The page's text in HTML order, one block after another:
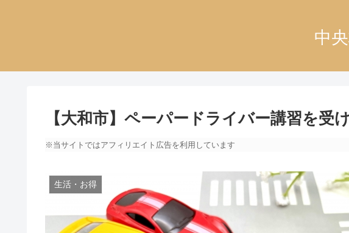
中
【大和市】ペーパードライバー講習を受
※当サイトではアフィリエイト広告を利用しています
生活・お得